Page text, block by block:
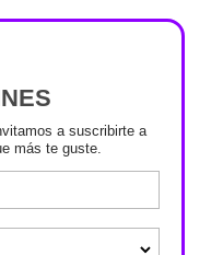
a suscribirte a
más te guste.